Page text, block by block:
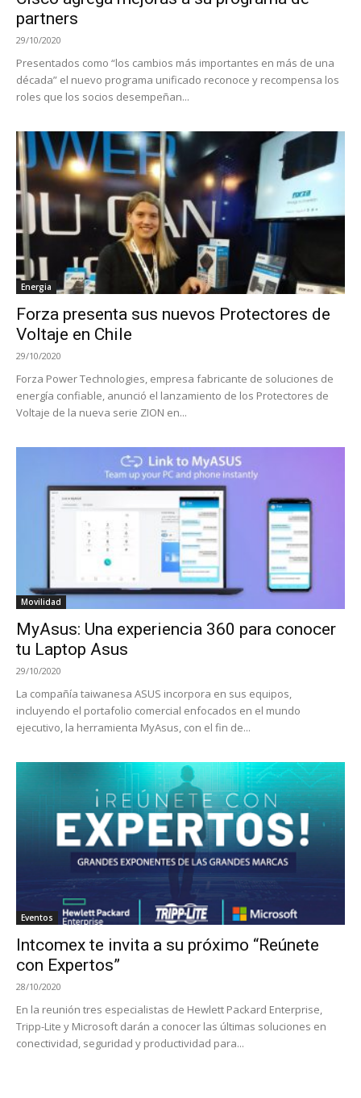
partners
29/10/2020
Presentados como “los cambios más importantes en más de una
década” el nuevo programa unificado reconoce y recompensa los
roles que los socios desempeñan...
Energia
Forza presenta sus nuevos Protectores de
Voltaje en Chile
29/10/2020
Forza Power Technologies, empresa fabricante de soluciones de
energía confiable, anunció el lanzamiento de los Protectores de
Voltaje de la nueva serie ZION en...
Movilidad
MyAsus: Una experiencia 360 para conocer
tu Laptop Asus
29/10/2020
La compañía taiwanesa ASUS incorpora en sus equipos,
incluyendo el portafolio comercial enfocados en el mundo
ejecutivo, la herramienta MyAsus, con el fin de...
Eventos
Intcomex te invita a su próximo “Reúnete
con Expertos”
28/10/2020
En la reunión tres especialistas de Hewlett Packard Enterprise,
Tripp-Lite y Microsoft darán a conocer las últimas soluciones en
conectividad, seguridad y productividad para...